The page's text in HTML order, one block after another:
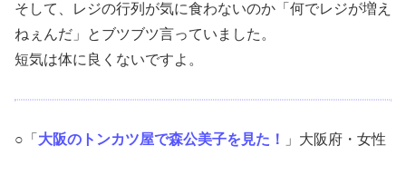
そして、レジの行列が気に食わないのか「何でレジが増え
ねぇんだ」とブツブツ言っていました。
短気は体に良くないですよ。
○「 大阪のトンカツ屋で森公美子を見た！ 」大阪府・女性